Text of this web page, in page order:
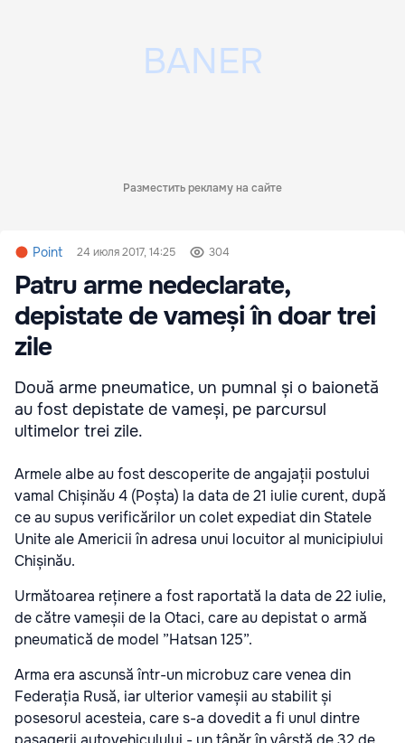
Разместить рекламу на сайте
Point 24 июля 2017, 14:25 304
Patru arme nedeclarate,
depistate de vameși în doar trei
zile
Două arme pneumatice, un pumnal și o baionetă
au fost depistate de vameși, pe parcursul
ultimelor trei zile.
Armele albe au fost descoperite de angajații postului
vamal Chișinău 4 (Poșta) la data de 21 iulie curent, după
ce au supus verificărilor uncolet expediat din Statele
Unite ale Americii în adresa unui locuitor al municipiului
Chișinău.
Următoarea reținere a fost raportată la data de 22 iulie,
de cătrevameșii de la Otaci, care au depistat o armă
pneumatică de model ”Hatsan125”.
Arma era ascunsă într-un microbuz care venea din
Federația Rusă, iar ulterior vameșii au stabilit și
posesorul acesteia, care s-a dovedit a fi unul dintre